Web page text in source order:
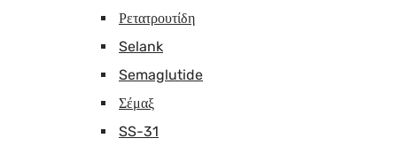
Ρετατρουτίδη
Selank
Semaglutide
Σέμαξ
SS-31